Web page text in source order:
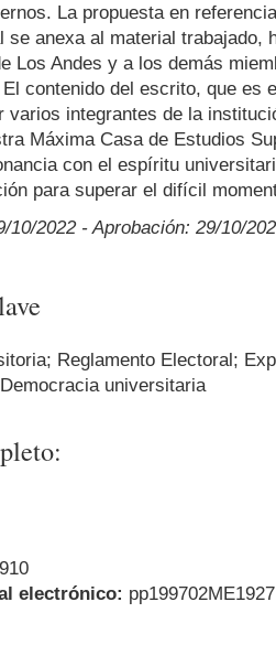
La propuesta en
se anexa al material trabajado,
Los Andes y a los demás
contenido del escrito, que es
varios integrantes de la
Máxima Casa de Estudios
con el espíritu
para superar el difícil
10/2022 - Aprobación: 29/10/
Reglamento Electoral;
universitaria
electrónico: